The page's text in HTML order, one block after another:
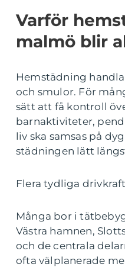
Varför
malmö blir
Hemstädning
och smulor. För
sätt att få kontroll
barnaktiviteter,
liv ska samsas på
städningen lätt
Flera tydliga
Många bor i
Västra hamnen,
och de centrala
ofta välplanerade